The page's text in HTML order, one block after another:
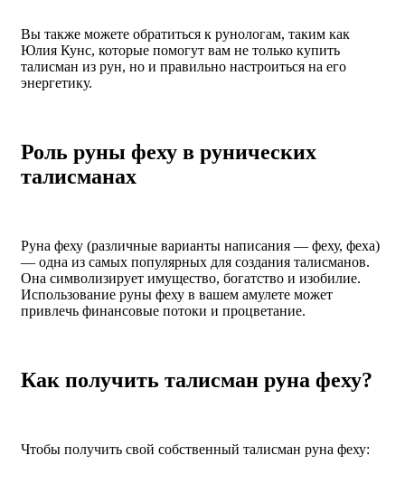
Вы также можете обратиться к рунологам, таким как
Юлия Кунс, которые помогут вам не только купить
талисман из рун, но и правильно настроиться на его
энергетику.
Роль руны феху в рунических
талисманах
Руна феху (различные варианты написания — феху, феха)
— одна из самых популярных для создания талисманов.
Она символизирует имущество, богатство и изобилие.
Использование руны феху в вашем амулете может
привлечь финансовые потоки и процветание.
Как получить талисман руна феху?
Чтобы получить свой собственный талисман руна феху: